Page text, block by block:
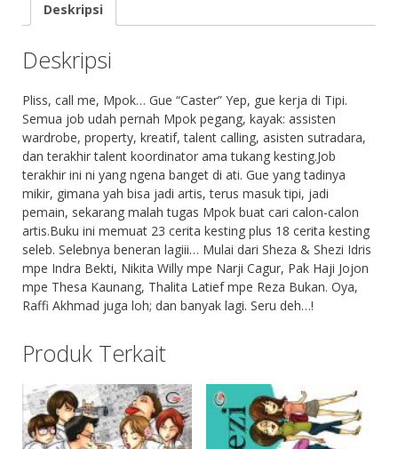
Deskripsi
Deskripsi
Pliss, call me, Mpok… Gue “Caster” Yep, gue kerja di Tipi.
Semua job udah pernah Mpok pegang, kayak: assisten
wardrobe, property, kreatif, talent calling, asisten sutradara,
dan terakhir talent koordinator ama tukang kesting.Job
terakhir ini ni yang ngena banget di ati. Gue yang tadinya
mikir, gimana yah bisa jadi artis, terus masuk tipi, jadi
pemain, sekarang malah tugas Mpok buat cari calon-calon
artis.Buku ini memuat 23 cerita kesting plus 18 cerita kesting
seleb. Selebnya beneran lagiii… Mulai dari Sheza & Shezi Idris
mpe Indra Bekti, Nikita Willy mpe Narji Cagur, Pak Haji Jojon
mpe Thesa Kaunang, Thalita Latief mpe Reza Bukan. Oya,
Raffi Akhmad juga loh; dan banyak lagi. Seru deh…!
Produk Terkait